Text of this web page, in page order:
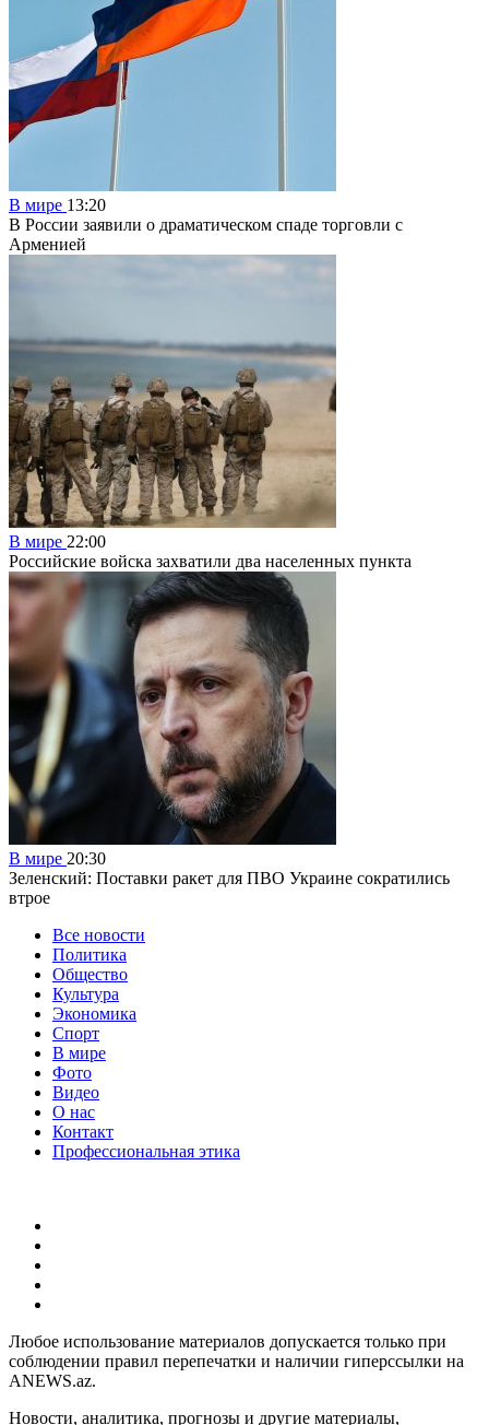
В мире 13:20
В России заявили о драматическом спаде торговли с
Арменией
В мире 22:00
Российские войска захватили два населенных пункта
В мире 20:30
Зеленский: Поставки ракет для ПВО Украине сократились
втрое
Все новости
Политика
Общество
Культура
Экономика
Спорт
В мире
Фото
Видео
О нас
Контакт
Профессиональная этика
Любое использование материалов допускается только при
соблюдении правил перепечатки и наличии гиперссылки на
ANEWS.az.
Новости, аналитика, прогнозы и другие материалы,